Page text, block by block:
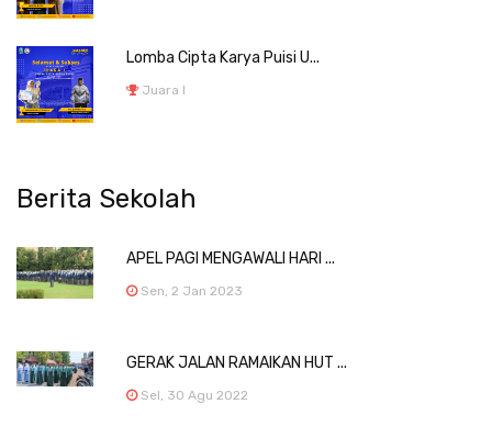
Lomba Cipta Karya Puisi U...
Juara I
Berita Sekolah
APEL PAGI MENGAWALI HARI ...
Sen, 2 Jan 2023
GERAK JALAN RAMAIKAN HUT ...
Sel, 30 Agu 2022